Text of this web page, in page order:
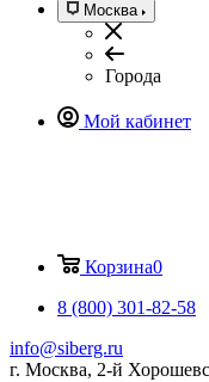
Москва
Города
Мой кабинет
Корзина0
8 (800) 301-82-58
info@siberg.ru
г. Москва, 2-й